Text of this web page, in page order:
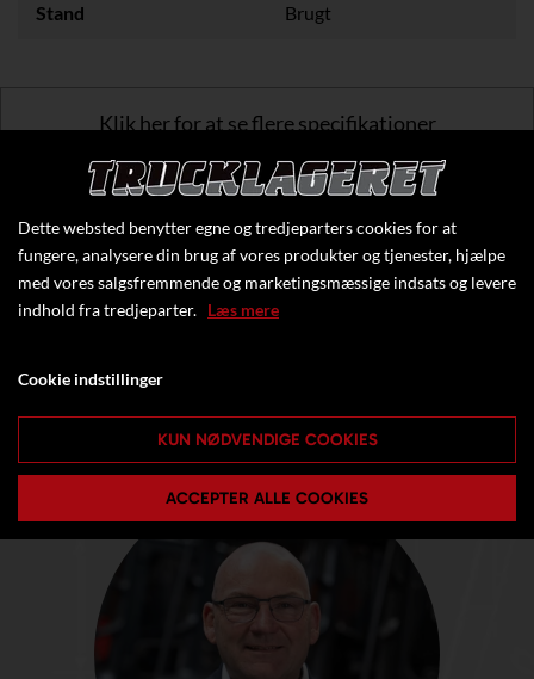
Stand Brugt
Klik her for at se flere specifikationer
Dette websted benytter egne og tredjeparters cookies for at
fungere, analysere din brug af vores produkter og tjenester, hjælpe
med vores salgsfremmende og marketingsmæssige indsats og levere
indhold fra tredjeparter. Læs mere
Cookie indstillinger
KUN NØDVENDIGE COOKIES
ACCEPTER ALLE COOKIES